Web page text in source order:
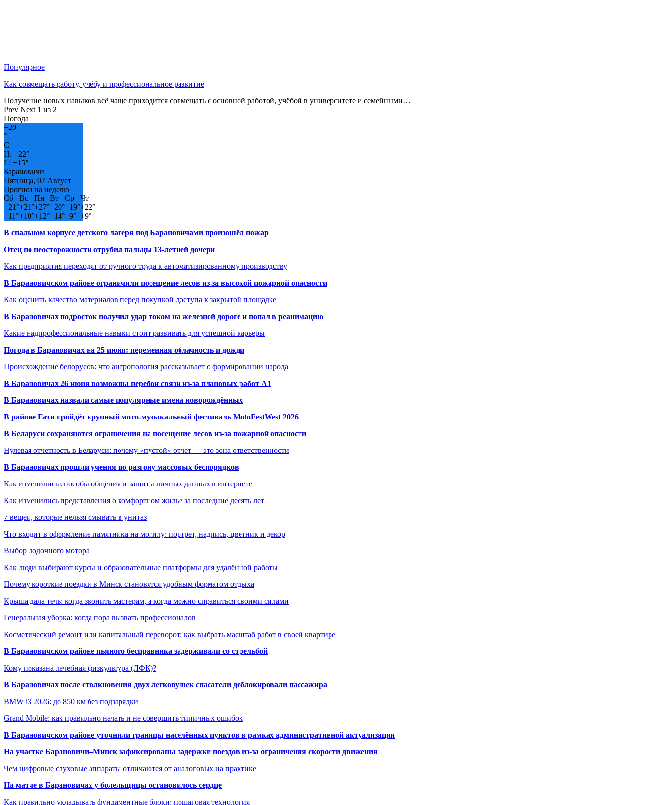
Популярное
Как совмещать работу, учёбу и профессиональное развитие
Получение новых навыков всё чаще приходится совмещать с основной работой, учёбой в университете и семейными…
Prev Next 1 из 2
Погода
+20
°
C
H: +22°
L: +15°
Барановичи
Пятница, 07 Август
Прогноз на неделю
Сб
Вс Пн Вт Ср
Чт
+21°+21°+27°+20°+19°+22°
+11°+10°+12°+14°+9° +9°
В спальном корпусе детского лагеря под Барановичами произошёл пожар
Отец по неосторожности отрубил пальцы 13-летней дочери
Как предприятия переходят от ручного труда к автоматизированному производству
В Барановичском районе ограничили посещение лесов из-за высокой пожарной опасности
Как оценить качество материалов перед покупкой доступа к закрытой площадке
В Барановичах подросток получил удар током на железной дороге и попал в реанимацию
Какие надпрофессиональные навыки стоит развивать для успешной карьеры
Погода в Барановичах на 25 июня: переменная облачность и дожди
Происхождение белорусов: что антропология рассказывает о формировании народа
В Барановичах 26 июня возможны перебои связи из-за плановых работ A1
В Барановичах назвали самые популярные имена новорождённых
В районе Гати пройдёт крупный мото-музыкальный фестиваль MotoFestWest 2026
В Беларуси сохраняются ограничения на посещение лесов из-за пожарной опасности
Нулевая отчетность в Беларуси: почему «пустой» отчет — это зона ответственности
В Барановичах прошли учения по разгону массовых беспорядков
Как изменились способы общения и защиты личных данных в интернете
Как изменились представления о комфортном жилье за последние десять лет
7 вещей, которые нельзя смывать в унитаз
Что входит в оформление памятника на могилу: портрет, надпись, цветник и декор
Выбор лодочного мотора
Как люди выбирают курсы и образовательные платформы для удалённой работы
Почему короткие поездки в Минск становятся удобным форматом отдыха
Крыша дала течь: когда звонить мастерам, а когда можно справиться своими силами
Генеральная уборка: когда пора вызвать профессионалов
Косметический ремонт или капитальный переворот: как выбрать масштаб работ в своей квартире
В Барановичском районе пьяного бесправника задерживали со стрельбой
Кому показана лечебная физкультура (ЛФК)?
В Барановичах после столкновения двух легковушек спасатели деблокировали пассажира
BMW i3 2026: до 850 км без подзарядки
Grand Mobile: как правильно начать и не совершить типичных ошибок
В Барановичском районе уточнили границы населённых пунктов в рамках административной актуализации
На участке Барановичи–Минск зафиксированы задержки поездов из-за ограничения скорости движения
Чем цифровые слуховые аппараты отличаются от аналоговых на практике
На матче в Барановичах у болельщицы остановилось сердце
Как правильно укладывать фундаментные блоки: пошаговая технология